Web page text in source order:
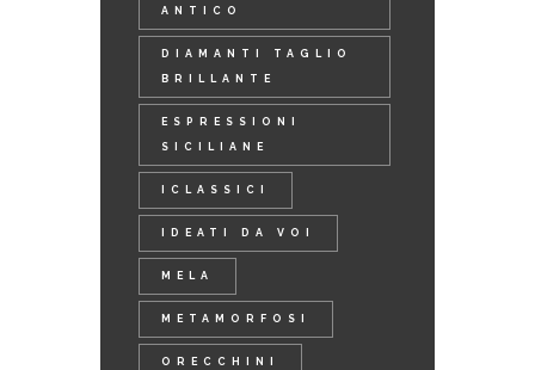
ANTICO
DIAMANTI TAGLIO
BRILLANTE
ESPRESSIONI
SICILIANE
ICLASSICI
IDEATI DA VOI
MELA
METAMORFOSI
ORECCHINI